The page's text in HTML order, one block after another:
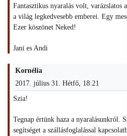
Fantasztikus nyaralás volt, varázslatos
a világ legkedvesebb emberei. Egy
Ezer köszönet Neked!
Jani es Andi
Kornélia
2017. július 31. Hétfő, 18:21
Szia!
Tegnap értünk haza a nyaralásunkról.
segítséget a szállásfoglalással